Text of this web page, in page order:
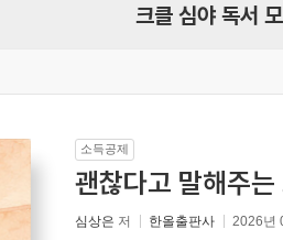
크클 심야 독서
소득공제
괜찮다고 말해주는
심상은 저 한올출판사 2026년